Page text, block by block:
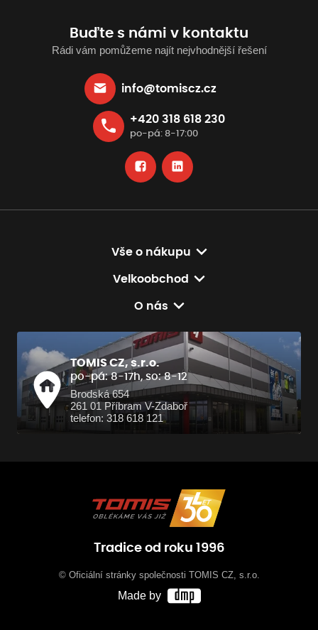
Buďte s námi v kontaktu
Rádi vám pomůžeme najít nejvhodnější řešení
info@tomiscz.cz
+420 318 618 230
po-pá: 8-17:00
Vše o nákupu
Velkoobchod
O nás
TOMIS CZ, s.r.o.
po-pá: 8-17h, so: 8-12
Brodská 654
261 01 Příbram V-Zdaboř
telefon: 318 618 121
Tradice od roku 1996
© Oficiální stránky společnosti TOMIS CZ, s.r.o.
Made by